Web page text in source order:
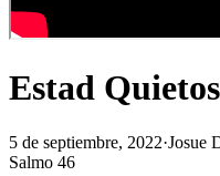
Estad Quietos
5 de septiembre, 2022·Josue
Salmo 46